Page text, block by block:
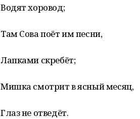
Водят хоровод;
Там Сова поёт им песни,
Лапками скребёт;
Мишка смотрит в ясный месяц,
Глаз не отведёт.